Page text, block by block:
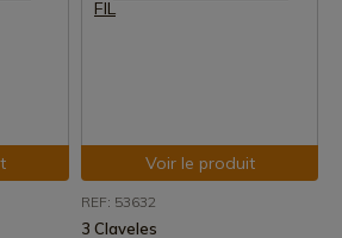
Voir le produit
REF: 53632
3 Claveles